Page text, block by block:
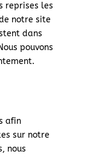
reprises les
notre site
dans
pouvons
afin
sur notre
nous